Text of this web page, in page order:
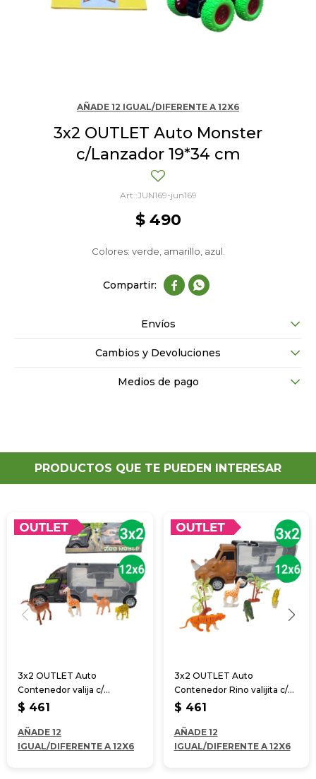
AÑADE 12 IGUAL/DIFERENTE A 12X6
3x2 OUTLET Auto Monster
c/Lanzador 19*34 cm
JUN169-jun169
$ 490
Colores: verde, amarillo, azul.
 
Envíos
Cambios y Devoluciones
Medios de pago
PRODUCTOS QUE TE PUEDEN INTERESAR
3x2 OUTLET Auto
Contenedor valija c/
animales 27.5*11.5*6 cm
$ 461
AÑADE 12
IGUAL/DIFERENTE A 12X6
3x2 OUTLET Auto
Contenedor Rino valijita c/
animales selva
$ 461
AÑADE 12
IGUAL/DIFERENTE A 12X6